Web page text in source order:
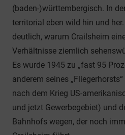
(baden-)württembergisch. In
territorial eben wild hin und
deutlich, warum Crailsheim
Verhältnisse ziemlich
Es wurde 1945 zu „fast 95
anderem seines
nach dem Krieg US-
und jetzt Gewerbegebiet) und
Bahnhofs wegen, der noch